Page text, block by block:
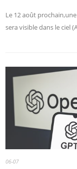
Le 12 août
sera visible dans le ciel
06-07